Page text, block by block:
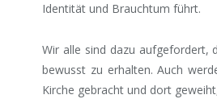
Identität und Brauchtum führt.
Wir alle sind dazu aufgefordert,
bewusst zu erhalten. Auch
Kirche gebracht und dort